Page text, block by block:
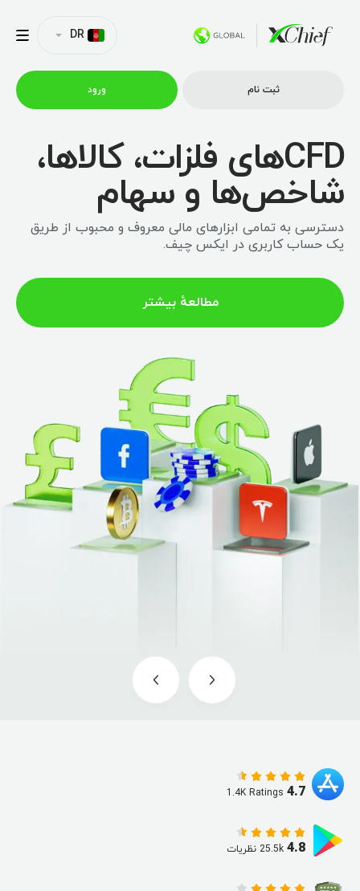
شرایط معاملاتی
نمایه شرکت
DR
ثبت نام ورود
CFDهای فلزات، کالاها،
شاخص‌ها و سهام
دسترسی به تمامی ابزارهای مالی معروف و محبوب از طریق
یک حساب کاربری در ایکس چیف.
مطالعهٔ بیشتر
4.7
1.4K Ratings
4.8 25.5k نظریات